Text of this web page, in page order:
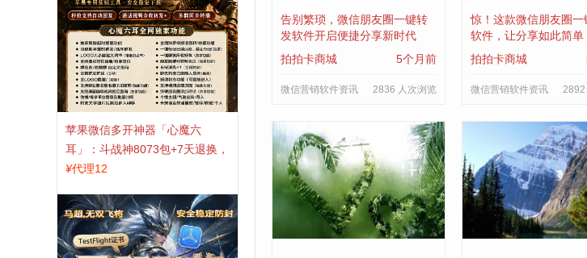
苹果微信多开神器「心魔六
耳」：斗战神8073包+7天退换，
认准拍拍卡激活码商城
¥代理12
告别繁琐，微信朋友圈一键转
发软件开启便捷分享新时代
拍拍卡商城
5个月前
微信营销软件资讯 2836 人次浏览
惊！这款微信朋友圈一
软件，让分享如此简单
拍拍卡商城
微信营销软件资讯 2892